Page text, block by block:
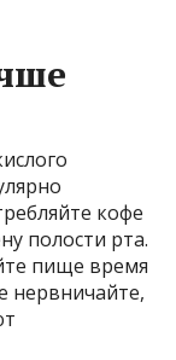
кофе
полости рта.
пище время
нервничайте,